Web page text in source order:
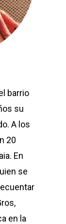
barrio
su
A los
20
En
se
en la